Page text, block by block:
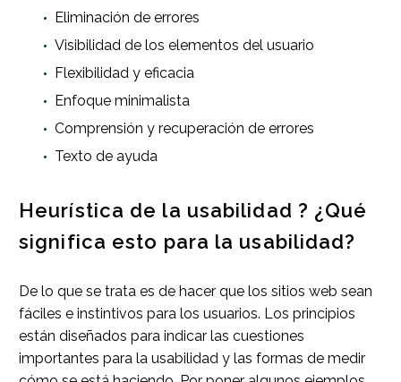
Eliminación de errores
Visibilidad de los elementos del usuario
Flexibilidad y eficacia
Enfoque minimalista
Comprensión y recuperación de errores
Texto de ayuda
Heurística de la usabilidad ? ¿Qué
significa esto para la usabilidad?
De lo que se trata es de hacer que los sitios web sean
fáciles e instintivos para los usuarios. Los principios
están diseñados para indicar las cuestiones
importantes para la usabilidad y las formas de medir